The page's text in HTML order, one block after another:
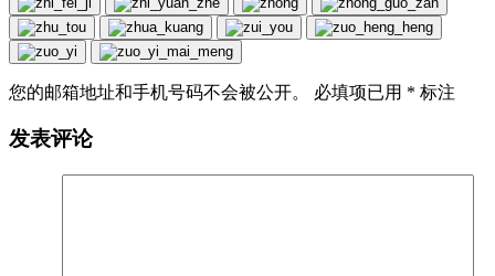
您的邮箱地址和手机号码不会被公开。 必填项已用 * 标注
发表评论